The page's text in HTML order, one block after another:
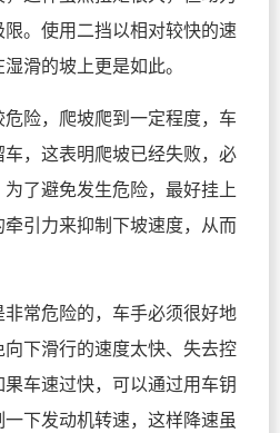
。使用二挡以相对较快的速
滑的坡上更是如此。
险，爬坡爬到一定程度，车
，这表明爬坡已经失败，必
了避免发生危险，最好挂上
引力来抑制下坡速度，从而
常危险的，车手必须很好地
下滑行的速度太快、失去控
车速过快，可以通过用车钥
下发动机转速，这样降速虽